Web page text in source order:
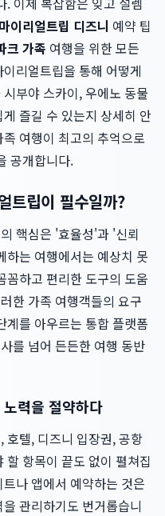
마이리얼트립 디즈니 예약 팁
크 가족 여행을 위한 모든
리얼트립을 통해 어떻게
부야 스카이, 우에노 동물
즐길 수 있는지 상세히 안
여행이 최고의 추억으로
공개합니다.
트립이 필수일까?
핵심은 '효율성'과 '신뢰
는 여행에서는 예상치 못
꼼하고 편리한 도구의 도움
한 가족 여행객들의 요구
계를 아우르는 통합 플랫폼
를 넘어 든든한 여행 동반
력을 절약하다
호텔, 디즈니 입장권, 공항
할 항목이 끝도 없이 펼쳐집
나 앱에서 예약하는 것은
관리하기도 번거롭습니